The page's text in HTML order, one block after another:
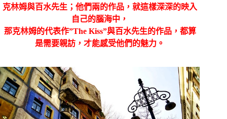
克林姆與百水先生；他們兩的作品，就這樣深深的映入
自己的腦海中，
那克林姆的代表作”The Kiss”與百水先生的作品，都算
是需要親訪，才能感受他們的魅力。